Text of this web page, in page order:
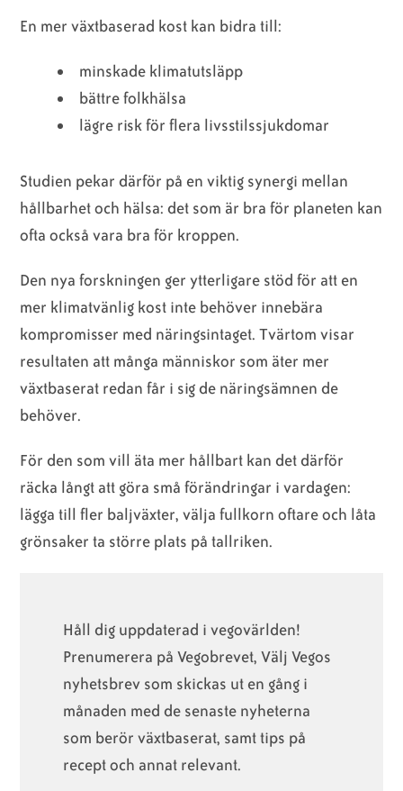
En mer växtbaserad kost kan bidra till:
minskade klimatutsläpp
bättre folkhälsa
lägre risk för flera livsstilssjukdomar
Studien pekar därför på en viktig synergi mellan
hållbarhet och hälsa: det som är bra för planeten kan
ofta också vara bra för kroppen.
Den nya forskningen ger ytterligare stöd för att en
mer klimatvänlig kost inte behöver innebära
kompromisser med näringsintaget. Tvärtom visar
resultaten att många människor som äter mer
växtbaserat redan får i sig de näringsämnen de
behöver.
För den som vill äta mer hållbart kan det därför
räcka långt att göra små förändringar i vardagen:
lägga till fler baljväxter, välja fullkorn oftare och låta
grönsaker ta större plats på tallriken.
Håll dig uppdaterad i vegovärlden!
Prenumerera på Vegobrevet, Välj Vegos
nyhetsbrev som skickas ut en gång i
månaden med de senaste nyheterna
som berör växtbaserat, samt tips på
recept och annat relevant.